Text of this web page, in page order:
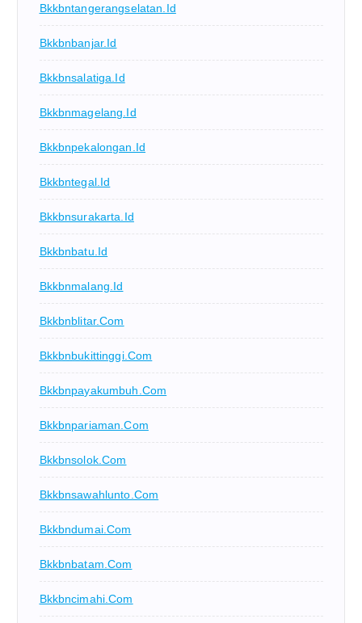
Bkkbntangerangselatan.id
Bkkbnbanjar.id
Bkkbnsalatiga.id
Bkkbnmagelang.id
Bkkbnpekalongan.id
Bkkbntegal.id
Bkkbnsurakarta.id
Bkkbnbatu.id
Bkkbnmalang.id
Bkkbnblitar.com
Bkkbnbukittinggi.com
Bkkbnpayakumbuh.com
Bkkbnpariaman.com
Bkkbnsolok.com
Bkkbnsawahlunto.com
Bkkbndumai.com
Bkkbnbatam.com
Bkkbncimahi.com